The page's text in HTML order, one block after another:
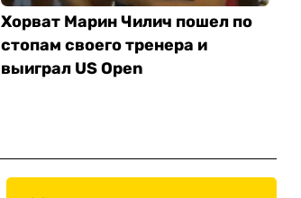
Хорват Марин Чилич пошел по
стопам своего тренера и
выиграл US Open